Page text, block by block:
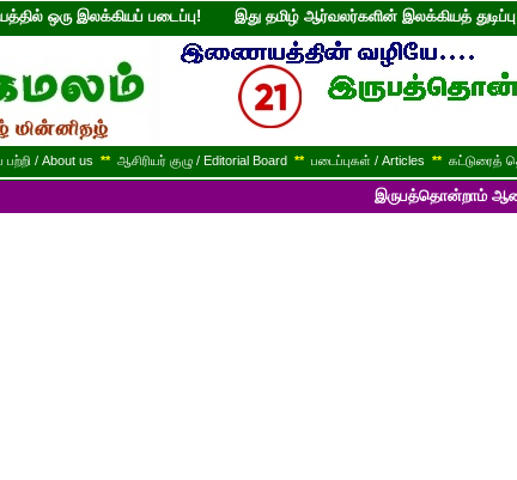
ஒரு இலக்கியப் படைப்பு! இது தமிழ் ஆர்வலர்களின் இலக்கியத்
/ About us ** ஆசிரியர் குழு / Editorial Board ** படைப்புகள் / Articles ** கட்டுரைத்
இருபத்தொன்றாம் ஆண்டில்